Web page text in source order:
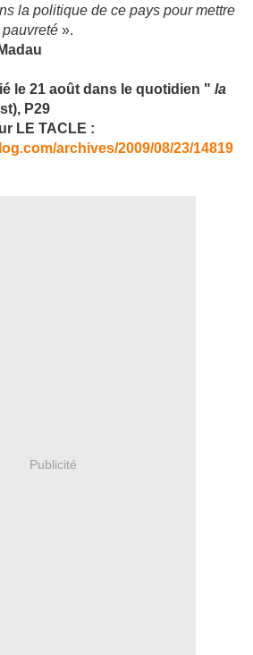
la politique de ce pays pour mettre
».
le 21 août dans le quotidien " la
P29
LE TACLE :
archives/2009/08/23/14819
Publicité